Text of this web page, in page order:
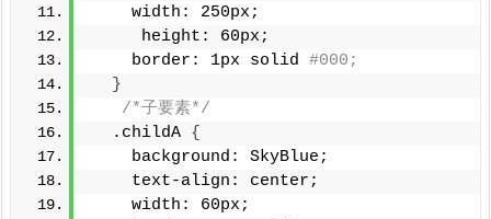
    width: 250px;
     height: 60px;
    border: 1px solid
#000;
}
/*子要素*/
  .childA
{
    background: SkyBlue;
    text-align: center;
    width: 60px;